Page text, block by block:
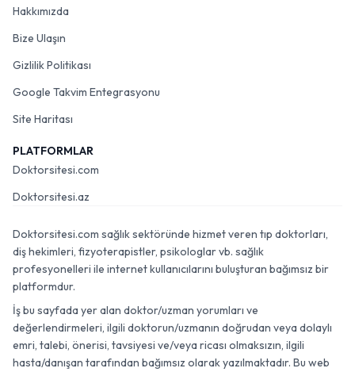
Hakkımızda
Bize Ulaşın
Gizlilik Politikası
Google Takvim Entegrasyonu
Site Haritası
PLATFORMLAR
Doktorsitesi.com
Doktorsitesi.az
Doktorsitesi.com sağlık sektöründe hizmet veren tıp doktorları,
diş hekimleri, fizyoterapistler, psikologlar vb. sağlık
profesyonelleri ile internet kullanıcılarını buluşturan bağımsız bir
platformdur.
İş bu sayfada yer alan doktor/uzman yorumları ve
değerlendirmeleri, ilgili doktorun/uzmanın doğrudan veya dolaylı
emri, talebi, önerisi, tavsiyesi ve/veya ricası olmaksızın, ilgili
hasta/danışan tarafından bağımsız olarak yazılmaktadır. Bu web